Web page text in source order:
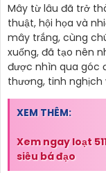
Mây từ lâu đã trở
thuật, hội họa và
mây trắng, cùng
xuống, đã tạo nên
được nhìn qua góc
thương, tinh nghịch
XEM THÊM:
Xem ngay loạt
siêu bá đạo